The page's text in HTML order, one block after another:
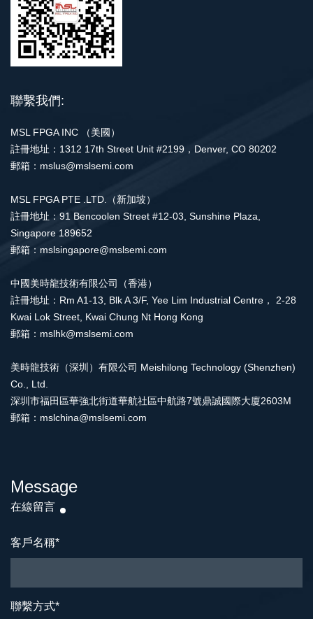
聯繫我們:
MSL FPGA INC （美國）
註冊地址：1312 17th Street Unit #2199，Denver, CO 80202
郵箱：mslus@mslsemi.com
MSL FPGA PTE .LTD.（新加坡）
註冊地址：91 Bencoolen Street #12-03, Sunshine Plaza,
Singapore 189652
郵箱：mslsingapore@mslsemi.com
中國美時龍技術有限公司（香港）
註冊地址：Rm A1-13, Blk A 3/F, Yee Lim Industrial Centre， 2-28
Kwai Lok Street, Kwai Chung Nt Hong Kong
郵箱：mslhk@mslsemi.com
美時龍技術（深圳）有限公司 Meishilong Technology (Shenzhen)
Co., Ltd.
深圳市福田區華強北街道華航社區中航路7號鼎誠國際大廈2603M
郵箱：mslchina@mslsemi.com
Message
在線留言
客戶名稱*
聯繫方式*